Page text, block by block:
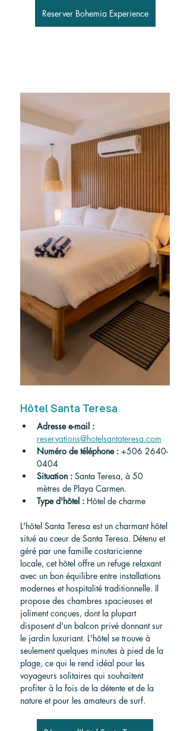
Reserver Bohemia Experience
Hôtel Santa Teresa
Adresse e-mail :
reservations@hotelsantateresa.com
Numéro de téléphone : +506 2640-
0404
Situation : Santa Teresa, à 50
mètres de Playa Carmen.
Type d'hôtel : Hôtel de charme
L'hôtel Santa Teresa est un charmant hôtel
situé au cœur de Santa Teresa. Détenu et
géré par une famille costaricienne
locale, cet hôtel offre un refuge relaxant
avec un bon équilibre entre installations
modernes et hospitalité traditionnelle. Il
propose des chambres spacieuses et
joliment conçues, dont la plupart
disposent d'un balcon privé donnant sur
le jardin luxuriant. L'hôtel se trouve à
seulement quelques minutes à pied de la
plage, ce qui le rend idéal pour les
voyageurs solitaires qui souhaitent
profiter à la fois de la détente et de la
nature et pour les amateurs de surf.